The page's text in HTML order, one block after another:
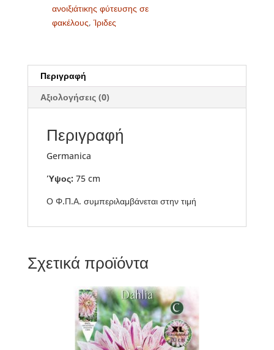
ανοιξιάτικης φύτευσης σε
φακέλους, Ίριδες
Περιγραφή
Αξιολογήσεις (0)
Περιγραφή
Germanica
Ύψος: 75 cm
Ο Φ.Π.Α. συμπεριλαμβάνεται στην τιμή
Σχετικά προϊόντα